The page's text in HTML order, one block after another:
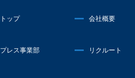
トップ 会社概要
プレス事業部 リクルート